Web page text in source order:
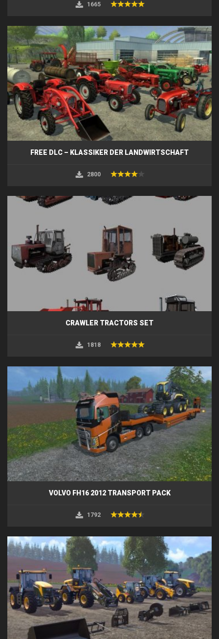
1665
FREE DLC – KLASSIKER DER LANDWIRTSCHAFT
2800
CRAWLER TRACTORS SET
1818
VOLVO FH16 2012 TRANSPORT PACK
1792